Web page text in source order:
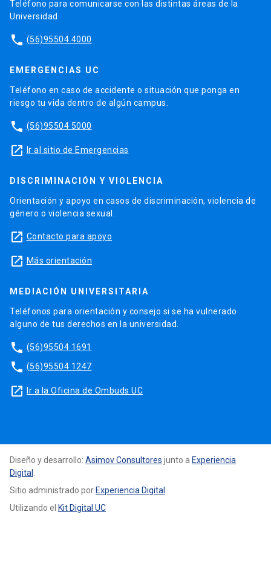
Teléfono para comunicarse con las distintas áreas de la
Universidad.
phone (56)95504 4000
EMERGENCIAS UC
Teléfono en caso de accidente o situación que ponga en
riesgo tu vida dentro de algún campus.
phone (56)95504 5000
launch Ir al sitio de Emergencias
DISCRIMINACIÓN Y VIOLENCIA
Orientación y apoyo en casos de discriminación, violencia de
género o violencia sexual.
launch Contacto para apoyo
launch Más orientación
MEDIACIÓN UNIVERSITARIA
Teléfonos para orientación y consejo si se ha vulnerado
alguno de tus derechos en la universidad.
phone (56)95504 1691
phone (56)95504 1247
launch Ir a la Oficina de Ombuds UC
Diseño y desarrollo: Asimov Consultores junto a Experiencia
Digital
Sitio administrado por Experiencia Digital
Utilizando el Kit Digital UC